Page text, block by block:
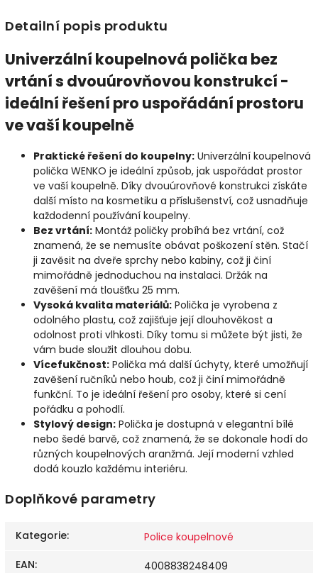
Detailní popis produktu
Univerzální koupelnová polička bez
vrtání s dvouúrovňovou konstrukcí -
ideální řešení pro uspořádání prostoru
ve vaší koupelně
Praktické řešení do koupelny: Univerzální koupelnová
polička WENKO je ideální způsob, jak uspořádat prostor
ve vaší koupelně. Díky dvouúrovňové konstrukci získáte
další místo na kosmetiku a příslušenství, což usnadňuje
každodenní používání koupelny.
Bez vrtání: Montáž poličky probíhá bez vrtání, což
znamená, že se nemusíte obávat poškození stěn. Stačí
ji zavěsit na dveře sprchy nebo kabiny, což ji činí
mimořádně jednoduchou na instalaci. Držák na
zavěšení má tloušťku 25 mm.
Vysoká kvalita materiálů: Polička je vyrobena z
odolného plastu, což zajišťuje její dlouhověkost a
odolnost proti vlhkosti. Díky tomu si můžete být jisti, že
vám bude sloužit dlouhou dobu.
Vícefukčnost: Polička má další úchyty, které umožňují
zavěšení ručníků nebo houb, což ji činí mimořádně
funkční. To je ideální řešení pro osoby, které si cení
pořádku a pohodlí.
Stylový design: Polička je dostupná v elegantní bílé
nebo šedé barvě, což znamená, že se dokonale hodí do
různých koupelnových aranžmá. Její moderní vzhled
dodá kouzlo každému interiéru.
Doplňkové parametry
Kategorie:
Police koupelnové
EAN: 4008838248409